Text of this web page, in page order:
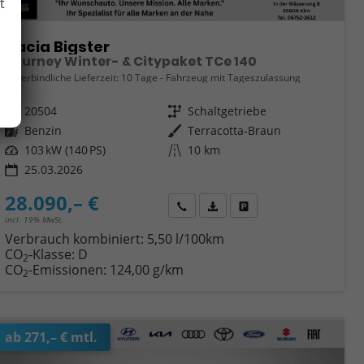
Dacia Bigster
Journey Winter- & Citypaket TCe 140
unverbindliche Lieferzeit: 10 Tage Fahrzeug mit Tageszulassung
20504 Getriebe Schaltgetriebe
Kraftstoff Benzin Außenfarbe Terracotta-Braun
Leistung 103 kW (140 PS) Kilometerstand 10 km
25.03.2026
28.090,– €
incl. 19% MwSt.
Wir rufen Sie an
Fahrzeugexposé (PDF)
Fahrzeug parken
Verbrauch kombiniert: 5,50 l/100km
CO2-Klasse: D
CO2-Emissionen: 124,00 g/km
ab 271,– € mtl.